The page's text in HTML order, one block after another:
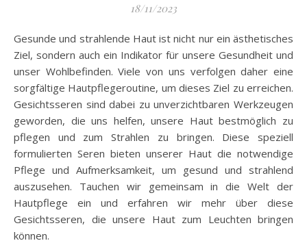
18/11/2023
Gesunde und strahlende Haut ist nicht nur ein ästhetisches
Ziel, sondern auch ein Indikator für unsere Gesundheit und
unser Wohlbefinden. Viele von uns verfolgen daher eine
sorgfältige Hautpflegeroutine, um dieses Ziel zu erreichen.
Gesichtsseren sind dabei zu unverzichtbaren Werkzeugen
geworden, die uns helfen, unsere Haut bestmöglich zu
pflegen und zum Strahlen zu bringen. Diese speziell
formulierten Seren bieten unserer Haut die notwendige
Pflege und Aufmerksamkeit, um gesund und strahlend
auszusehen. Tauchen wir gemeinsam in die Welt der
Hautpflege ein und erfahren wir mehr über diese
Gesichtsseren, die unsere Haut zum Leuchten bringen
können.